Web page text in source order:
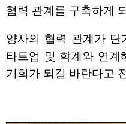
협력 관계를 구축하게
양사의 협력 관계가 단
타트업 및 학계와 연계
기회가 되길 바란다고